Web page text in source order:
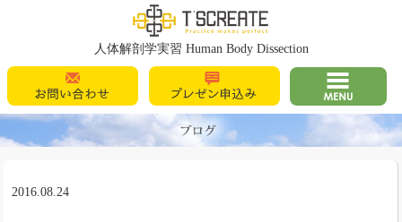
T's Create
人体解剖学実習 Human Body Dissection
お問い合わせ
プレゼン申込
み
MENU
2016.08.24